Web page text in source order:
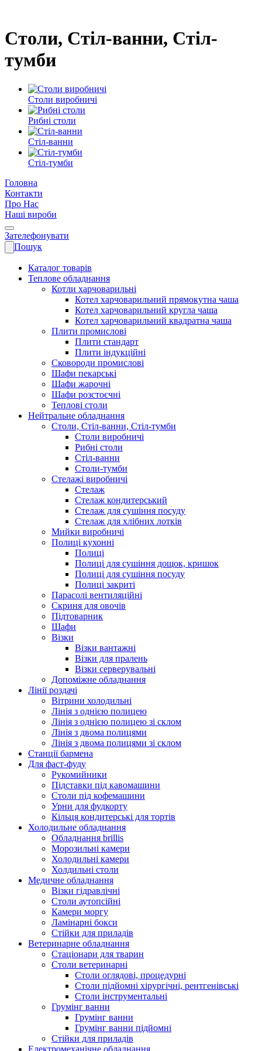
Столи, Стіл-ванни, Стіл-
тумби
Столи виробничі
Рибні столи
Стіл-ванни
Стіл-тумби
Головна
Контакти
Про Нас
Наші вироби
Зателефонувати
Пошук
Каталог товарів
Теплове обладнання
Котли харчоварильні
Котел харчоварильний прямокутна чаша
Котел харчоварильний кругла чаша
Котел харчоварильний квадратна чаша
Плити промислові
Плити стандарт
Плити індукційні
Сковороди промислові
Шафи пекарські
Шафи жарочні
Шафи розстоєчні
Теплові столи
Нейтральне обладнання
Столи, Стіл-ванни, Стіл-тумби
Столи виробничі
Рибні столи
Стіл-ванни
Столи-тумби
Стелажі виробничі
Стелаж
Стелаж кондитерський
Стелаж для сушіння посуду
Стелаж для хлібних лотків
Мийки виробничі
Полиці кухонні
Полиці
Полиці для сушіння дощок, кришок
Полиці для сушіння посуду
Полиці закриті
Парасолі вентиляційні
Скриня для овочів
Підтоварник
Шафи
Візки
Візки вантажні
Візки для пралень
Візки серверувальні
Допоміжне обладнання
Лінії роздачі
Вітрини холодильні
Лінія з однією полицею
Лінія з однією полицею зі склом
Лінія з двома полицями
Лінія з двома полицями зі склом
Станції бармена
Для фаст-фуду
Рукомийники
Підставки під кавомашини
Столи під кофемашини
Урни для фудкорту
Кільця кондитерські для тортів
Холодильне обладнання
Обладнання brillis
Морозильні камери
Холодильні камери
Холдильні столи
Медичне обладнання
Візки гідравлічні
Столи аутопсійні
Камери моргу
Ламінарні бокси
Стійки для приладів
Ветеринарне обладнання
Стаціонари для тварин
Столи ветеринарні
Столи оглядові, процедурні
Столи підйомні хірургічні, рентгенівські
Столи інструментальні
Грумінг ванни
Грумінг ванни
Грумінг ванни підйомні
Стійки для приладів
Електромеханічне обладнання